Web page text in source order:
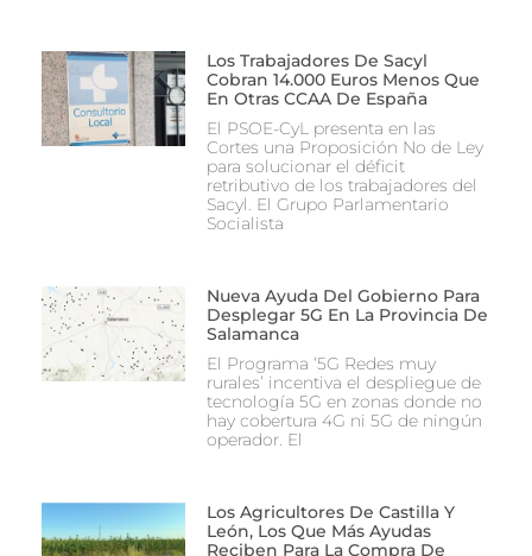
Los Trabajadores De Sacyl
Cobran 14.000 Euros Menos Que
En Otras CCAA De España
El PSOE-CyL presenta en las
Cortes una Proposición No de Ley
para solucionar el déficit
retributivo de los trabajadores del
Sacyl. El Grupo Parlamentario
Socialista
Nueva Ayuda Del Gobierno Para
Desplegar 5G En La Provincia De
Salamanca
El Programa ‘5G Redes muy
rurales’ incentiva el despliegue de
tecnología 5G en zonas donde no
hay cobertura 4G ni 5G de ningún
operador. El
Los Agricultores De Castilla Y
León, Los Que Más Ayudas
Reciben Para La Compra De